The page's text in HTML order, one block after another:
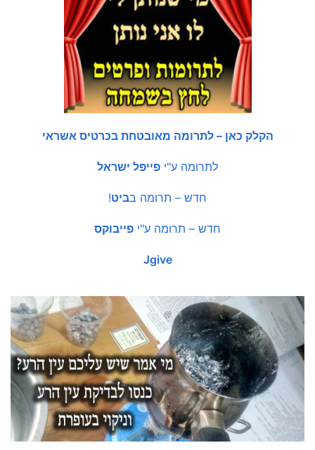
הקלק כאן – לתרומה מאובטחת בכרטיס אשראי
לתרומה ע"י פייפל ישראל
חדש – תרומה בביט!
חדש – תרומה ע"י פייבוקס
Jgive